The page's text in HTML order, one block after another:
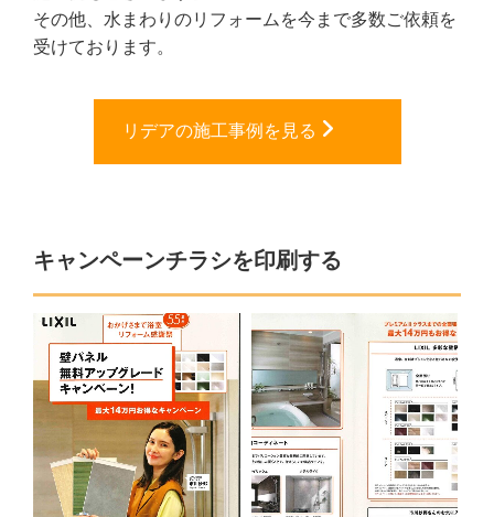
その他、水まわりのリフォームを今まで多数ご依頼を
受けております。
リデアの施工事例を見る
キャンペーンチラシを印刷する